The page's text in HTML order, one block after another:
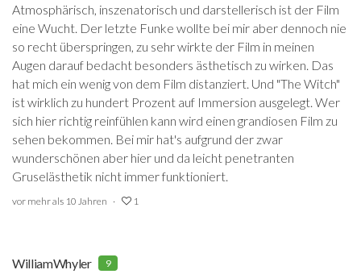
Atmosphärisch, inszenatorisch und darstellerisch ist der Film
eine Wucht. Der letzte Funke wollte bei mir aber dennoch nie
so recht überspringen, zu sehr wirkte der Film in meinen
Augen darauf bedacht besonders ästhetisch zu wirken. Das
hat mich ein wenig von dem Film distanziert. Und "The Witch"
ist wirklich zu hundert Prozent auf Immersion ausgelegt. Wer
sich hier richtig reinfühlen kann wird einen grandiosen Film zu
sehen bekommen. Bei mir hat's aufgrund der zwar
wunderschönen aber hier und da leicht penetranten
Gruselästhetik nicht immer funktioniert.
vor mehr als 10 Jahren 1
WilliamWhyler 9